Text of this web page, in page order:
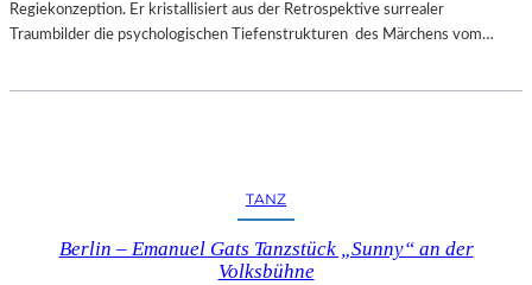
Regiekonzeption. Er kristallisiert aus der Retrospektive surrealer
Traumbilder die psychologischen Tiefenstrukturen des Märchens vom…
TANZ
Berlin – Emanuel Gats Tanzstück „Sunny“ an der
Volksbühne